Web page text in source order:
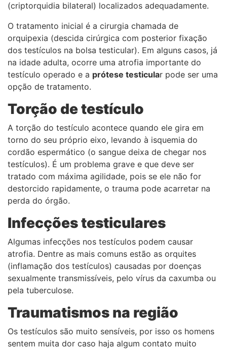
(criptorquidia bilateral) localizados adequadamente.
O tratamento inicial é a cirurgia chamada de
orquipexia (descida cirúrgica com posterior fixação
dos testículos na bolsa testicular). Em alguns casos, já
na idade adulta, ocorre uma atrofia importante do
testículo operado e a prótese testicular pode ser uma
opção de tratamento.
Torção de testículo
A torção do testículo acontece quando ele gira em
torno do seu próprio eixo, levando à isquemia do
cordão espermático (o sangue deixa de chegar nos
testículos). É um problema grave e que deve ser
tratado com máxima agilidade, pois se ele não for
destorcido rapidamente, o trauma pode acarretar na
perda do órgão.
Infecções testiculares
Algumas infecções nos testículos podem causar
atrofia. Dentre as mais comuns estão as orquites
(inflamação dos testículos) causadas por doenças
sexualmente transmissíveis, pelo vírus da caxumba ou
pela tuberculose.
Traumatismos na região
Os testículos são muito sensíveis, por isso os homens
sentem muita dor caso haja algum contato muito